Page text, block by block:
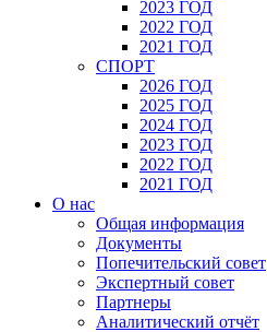
2023 ГОД
2022 ГОД
2021 ГОД
СПОРТ
2026 ГОД
2025 ГОД
2024 ГОД
2023 ГОД
2022 ГОД
2021 ГОД
О нас
Общая информация
Документы
Попечительский совет
Экспертный совет
Партнеры
Аналитический отчёт